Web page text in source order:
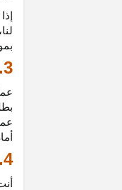
3. عملاء أمازون
4. الضمانات